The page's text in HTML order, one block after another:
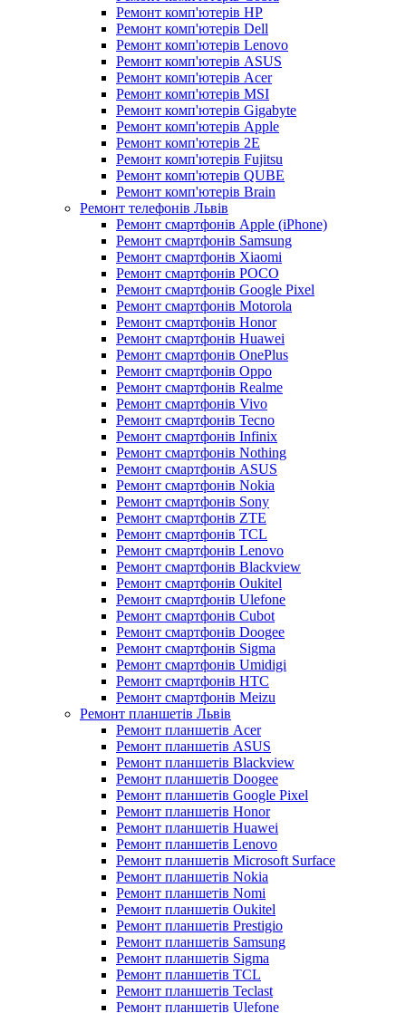
Ремонт комп'ютерів HP
Ремонт комп'ютерів Dell
Ремонт комп'ютерів Lenovo
Ремонт комп'ютерів ASUS
Ремонт комп'ютерів Acer
Ремонт комп'ютерів MSI
Ремонт комп'ютерів Gigabyte
Ремонт комп'ютерів Apple
Ремонт комп'ютерів 2E
Ремонт комп'ютерів Fujitsu
Ремонт комп'ютерів QUBE
Ремонт комп'ютерів Brain
Ремонт телефонів Львів
Ремонт смартфонів Apple (iPhone)
Ремонт смартфонів Samsung
Ремонт смартфонів Xiaomi
Ремонт смартфонів POCO
Ремонт смартфонів Google Pixel
Ремонт смартфонів Motorola
Ремонт смартфонів Honor
Ремонт смартфонів Huawei
Ремонт смартфонів OnePlus
Ремонт смартфонів Oppo
Ремонт смартфонів Realme
Ремонт смартфонів Vivo
Ремонт смартфонів Tecno
Ремонт смартфонів Infinix
Ремонт смартфонів Nothing
Ремонт смартфонів ASUS
Ремонт смартфонів Nokia
Ремонт смартфонів Sony
Ремонт смартфонів ZTE
Ремонт смартфонів TCL
Ремонт смартфонів Lenovo
Ремонт смартфонів Blackview
Ремонт смартфонів Oukitel
Ремонт смартфонів Ulefone
Ремонт смартфонів Cubot
Ремонт смартфонів Doogee
Ремонт смартфонів Sigma
Ремонт смартфонів Umidigi
Ремонт смартфонів HTC
Ремонт смартфонів Meizu
Ремонт планшетів Львів
Ремонт планшетів Acer
Ремонт планшетів ASUS
Ремонт планшетів Blackview
Ремонт планшетів Doogee
Ремонт планшетів Google Pixel
Ремонт планшетів Honor
Ремонт планшетів Huawei
Ремонт планшетів Lenovo
Ремонт планшетів Microsoft Surface
Ремонт планшетів Nokia
Ремонт планшетів Nomi
Ремонт планшетів Oukitel
Ремонт планшетів Prestigio
Ремонт планшетів Samsung
Ремонт планшетів Sigma
Ремонт планшетів TCL
Ремонт планшетів Teclast
Ремонт планшетів Ulefone